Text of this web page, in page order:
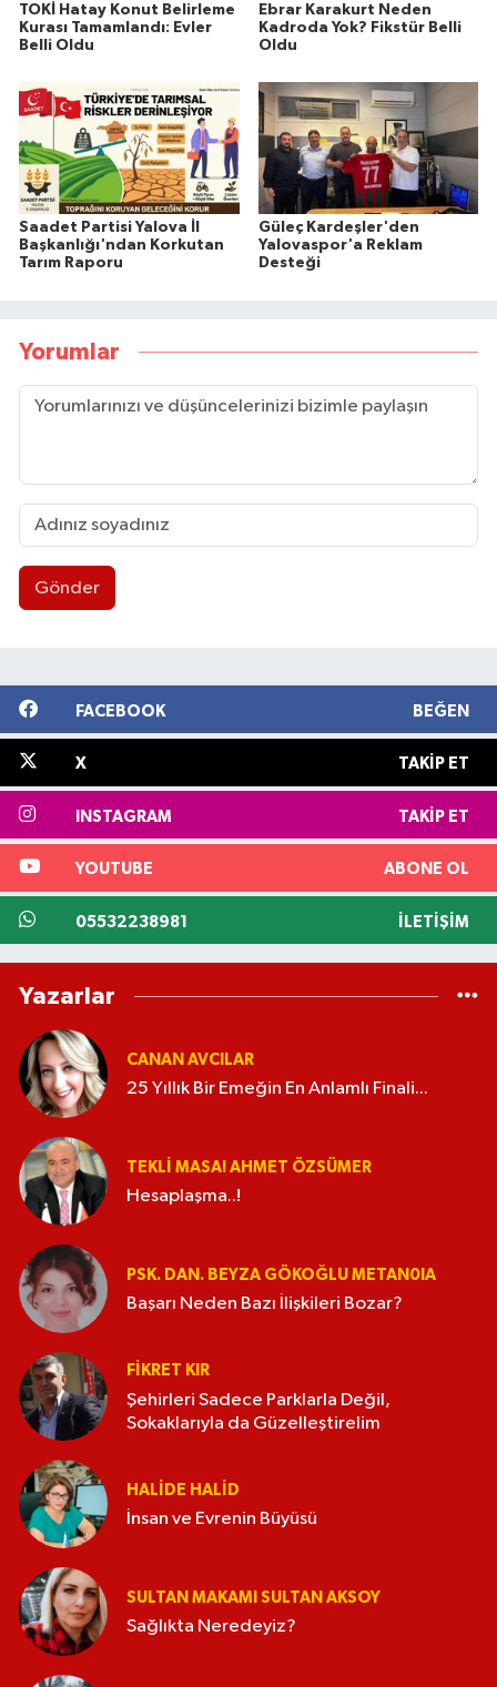
TOKİ Hatay Konut Belirleme
Kurası Tamamlandı: Evler
Belli Oldu
Ebrar Karakurt Neden
Kadroda Yok? Fikstür Belli
Oldu
Saadet Partisi Yalova İl
Başkanlığı'ndan Korkutan
Tarım Raporu
Güleç Kardeşler'den
Yalovaspor'a Reklam
Desteği
Yorumlar
Gönder
FACEBOOK BEĞEN
X TAKIP ET
INSTAGRAM TAKIP ET
YOUTUBE ABONE OL
05532238981 İLETIŞIM
Yazarlar
CANAN AVCILAR
25 Yıllık Bir Emeğin En Anlamlı Finali...
TEKLI MASA! AHMET ÖZSÜMER
Hesaplaşma..!
PSK. DAN. BEYZA GÖKOĞLU METAN0IA
Başarı Neden Bazı İlişkileri Bozar?
FIKRET KIR
Şehirleri Sadece Parklarla Değil,
Sokaklarıyla da Güzelleştirelim
HALIDE HALID
İnsan ve Evrenin Büyüsü
SULTAN MAKAMI SULTAN AKSOY
Sağlıkta Neredeyiz?